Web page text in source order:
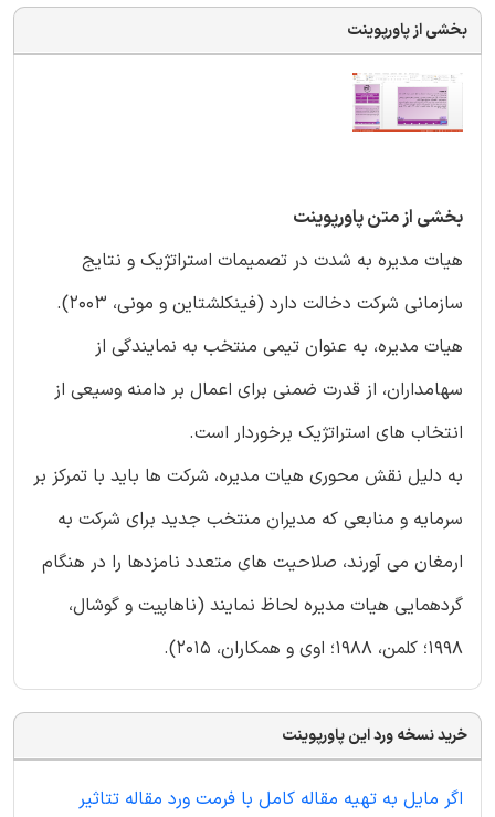
بخشی از پاورپوینت
بخشی از متن پاورپوینت
هیات مدیره به شدت در تصمیمات استراتژیک و نتایج
سازمانی شرکت دخالت دارد (فینکلشتاین و مونی، ۲۰۰۳).
هیات مدیره، به عنوان تیمی منتخب به نمایندگی از
سهامداران، از قدرت ضمنی برای اعمال بر دامنه وسیعی از
انتخاب های استراتژیک برخوردار است.
به دلیل نقش محوری هیات مدیره، شرکت ها باید با تمرکز بر
سرمایه و منابعی که مدیران منتخب جدید برای شرکت به
ارمغان می آورند، صلاحیت های متعدد نامزدها را در هنگام
گردهمایی هیات مدیره لحاظ نمایند (ناهاپیت و گوشال،
1998؛ کلمن، 1988؛ اوی و همکاران، ۲۰۱۵).
خرید نسخه ورد این پاورپوینت
اگر مایل به تهیه مقاله کامل با فرمت ورد مقاله تتاثیر